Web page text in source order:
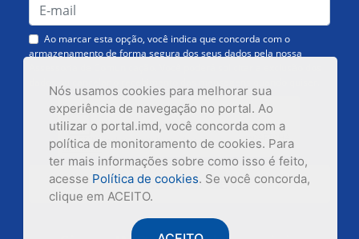
Nós usamos cookies para melhorar sua
experiência de navegação no portal. Ao
utilizar o portal.imd, você concorda com a
política de monitoramento de cookies. Para
ter mais informações sobre como isso é feito,
acesse Política de cookies. Se você concorda,
clique em ACEITO.
Ao marcar esta opção, você indica que concorda com o
armazenamento de forma segura dos seus dados pela nossa
Inscrever-se